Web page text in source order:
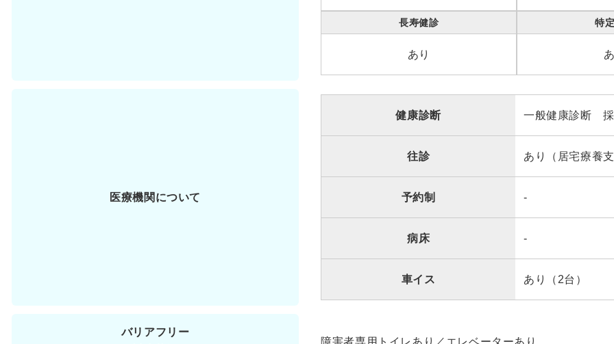
長寿健診
あり
特
医療機関について
健康診断 一般健康診断
往診 あり（居宅療養支
予約制 -
病床 -
車イス あり（2台）
バリアフリー
障害者専用トイレあり／エレベーターあり